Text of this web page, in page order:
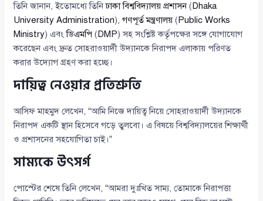
তিনি জানান, ইতোমধ্যে তিনিঢাকা বিশ্ববিদ্যালয় প্রশাসন( Dhaka
University Administration),গণপূর্ত মন্ত্রণালয় ( Public Works
Ministry) এবংডিএমপি ( DMP) সহ সংশ্লিষ্ট কর্তৃপক্ষের সঙ্গে যোগাযোগ
করেছেন এবং দ্রুত সোহরাওয়ার্দী উদ্যানকে নিরাপদ এলাকায় পরিণত
করার উদ্যোগ গ্রহণ করা হচ্ছে।
দায়িত্ব নেওয়ার প্রতিশ্রুতি
আসিফ মাহমুদ লেখেন, “আমি নিজে দায়িত্ব নিয়ে সোহরাওয়ার্দী উদ্যানকে
নিরাপদ একটি স্থান হিসেবে গড়ে তুলবো। এ বিষয়ে বিশ্ববিদ্যালয়ের শিক্ষার্থী
ও প্রশাসনের সহযোগিতা চাই।”
সাম্যকে উৎসর্গ
পোস্টের শেষে তিনি লেখেন, “আমরা দুঃখিত সাম্য, তোমাকে নিরাপত্তা